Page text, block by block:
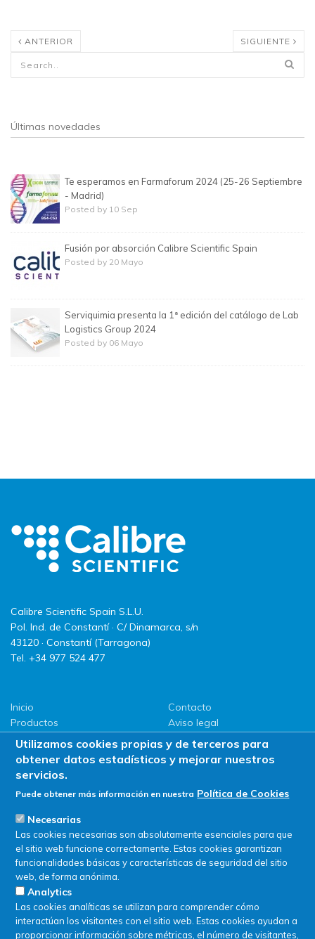
ANTERIOR SIGUIENTE
Formulario de búsqueda
Últimas novedades
Te esperamos en Farmaforum 2024 (25-26 Septiembre
- Madrid)
Posted by 10 Sep
Fusión por absorción Calibre Scientific Spain
Posted by 20 Mayo
Serviquimia presenta la 1ª edición del catálogo de Lab
Logistics Group 2024
Posted by 06 Mayo
Calibre Scientific Spain S.L.U.
Pol. Ind. de Constantí · C/ Dinamarca, s/n
43120 · Constantí (Tarragona)
Tel. +34 977 524 477
Inicio
Productos
LLG
Promociones
ServiSAT
Contacto
Aviso legal
Política de privacidad
Política de Cookies
Buscar en tienda
Utilizamos cookies propias y de terceros para
obtener datos estadísticos y mejorar nuestros
servicios.
Puede obtener más información en nuestra Política de Cookies
Necesarias
Las cookies necesarias son absolutamente esenciales para que
el sitio web funcione correctamente. Estas cookies garantizan
funcionalidades básicas y características de seguridad del sitio
web, de forma anónima.
Analytics
Las cookies analíticas se utilizan para comprender cómo
interactúan los visitantes con el sitio web. Estas cookies ayudan a
proporcionar información sobre métricas, el número de visitantes,